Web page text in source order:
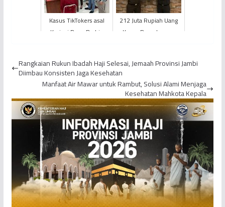
Kasus TikTokers asal
Kerinci Popo Barbie
212 Juta Rupiah Uang
Kasus Pemotongan
Disita
Rangkaian Rukun Ibadah Haji Selesai, Jemaah Provinsi Jambi
Diimbau Konsisten Jaga Kesehatan
Manfaat Air Mawar untuk Rambut, Solusi Alami Menjaga
Kesehatan Mahkota Kepala